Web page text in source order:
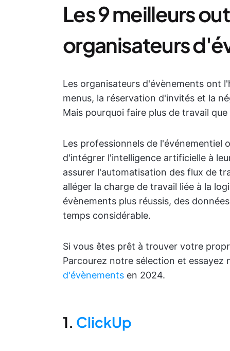
Les 9 meilleurs
organisateurs
Les organisateurs d'évènements ont
menus, la réservation d'invités et la
Mais pourquoi faire plus de travail que
Les professionnels de
d'intégrer l'intelligence artificielle à
assurer l'automatisation des flux de
alléger la charge de travail liée à la
évènements plus réussis, des
temps considérable.
Si vous êtes prêt à trouver votre
Parcourez notre sélection et essayez
d'évènements en 2024.
1. ClickUp